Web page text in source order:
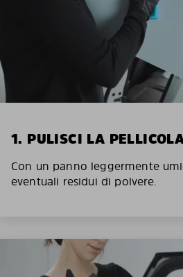
1. PULISCI LA
Con un panno leggermente
eventuali residui di polvere.